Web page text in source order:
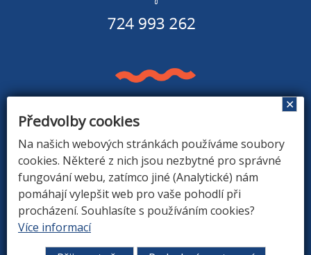
Základní škola a Mateřská škola v Rapšachu
378 07 Rapšach 290
GPS souřadnice: 48.8779183N, 14.9374494E
ÚVOD|O ŠKOLE|ZÁKLADNÍ ŠKOLA|MATEŘSKÁ
ŠKOLA
Předvolby cookies
Na našich webových stránkách používáme soubory
cookies. Některé z nich jsou nezbytné pro správné
fungování webu, zatímco jiné (Analytické) nám
pomáhají vylepšit web pro vaše pohodlí při
procházení. Souhlasíte s používáním cookies?
Více informací
✕